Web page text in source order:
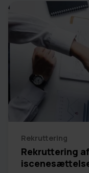
Rekruttering
Rekruttering